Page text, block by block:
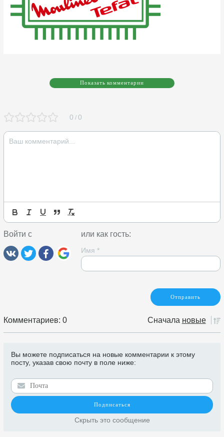
Показать комментарии
0 /0
Войти с или как гость:
Имя *
Комментариев: 0 Сначала новые
Вы можете подписаться на новые комментарии к этому
посту, указав свою почту в поле ниже:
Скрыть это сообщение